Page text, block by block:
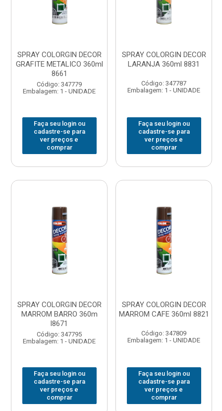
SPRAY COLORGIN DECOR
GRAFITE METALICO 360ml
8661
Código: 347779
Embalagem: 1 - UNIDADE
Faça seu login ou
cadastre-se para
ver preços e
comprar
SPRAY COLORGIN DECOR
LARANJA 360ml 8831
Código: 347787
Embalagem: 1 - UNIDADE
Faça seu login ou
cadastre-se para
ver preços e
comprar
SPRAY COLORGIN DECOR
MARROM BARRO 360m
l8671
Código: 347795
Embalagem: 1 - UNIDADE
Faça seu login ou
cadastre-se para
ver preços e
comprar
SPRAY COLORGIN DECOR
MARROM CAFE 360ml 8821
Código: 347809
Embalagem: 1 - UNIDADE
Faça seu login ou
cadastre-se para
ver preços e
comprar